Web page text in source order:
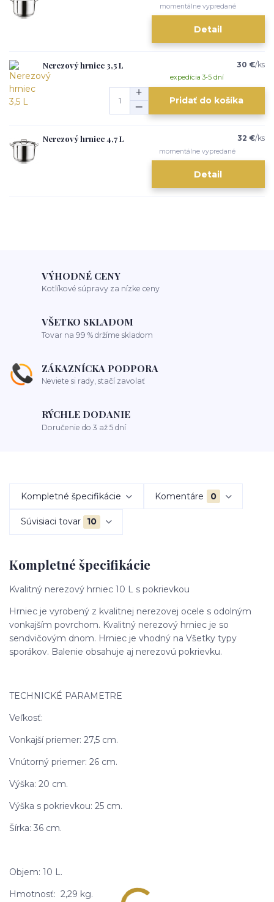
momentálne vypredané
Detail
Nerezový hrniec 3,5 L 30 €/ks
expedícia 3-5 dní
Pridať do košíka
Nerezový hrniec 4,7 L 32 €/ks
momentálne vypredané
Detail
VÝHODNÉ CENY
Kotlíkové súpravy za nízke ceny
VŠETKO SKLADOM
Tovar na 99 % držíme skladom
ZÁKAZNÍCKA PODPORA
Neviete si rady, stačí zavolať
RÝCHLE DODANIE
Doručenie do 3 až 5 dní
Kompletné špecifikácie Komentáre 0
Súvisiaci tovar 10
Kompletné špecifikácie
Kvalitný nerezový hrniec 10 L s pokrievkou
Hrniec je vyrobený z kvalitnej nerezovej ocele s odolným
vonkajším povrchom. Kvalitný nerezový hrniec je so
sendvičovým dnom. Hrniec je vhodný na Všetky typy
sporákov. Balenie obsahuje aj nerezovú pokrievku.
TECHNICKÉ PARAMETRE
Veľkosť:
Vonkajší priemer: 27,5 cm.
Vnútorný priemer: 26 cm.
Výška: 20 cm.
Výška s pokrievkou: 25 cm.
Šírka: 36 cm.
Objem: 10 L.
Hmotnosť: 2,29 kg.